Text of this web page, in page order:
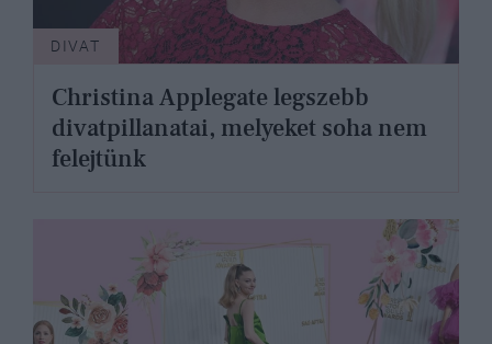
DIVAT
Christina Applegate legszebb
divatpillanatai, melyeket soha nem
felejtünk